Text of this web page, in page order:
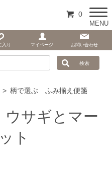
> 柄で選ぶ ふみ揃え便箋
サギとマー
ト
0
MENU
入り マイページ お問い合わせ